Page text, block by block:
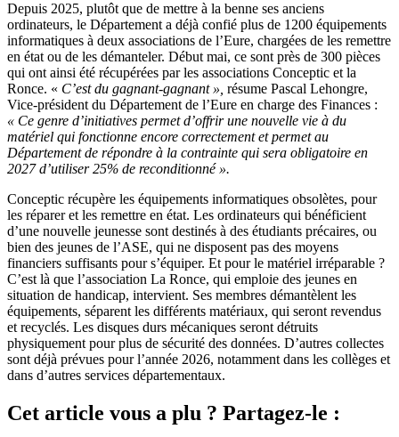
Depuis 2025, plutôt que de mettre à la benne ses anciens
ordinateurs, le Département a déjà confié plus de 1200 équipements
informatiques à deux associations de l’Eure, chargées de les remettre
en état ou de les démanteler. Début mai, ce sont près de 300 pièces
qui ont ainsi été récupérées par les associations Conceptic et la
Ronce. « C’est du gagnant-gagnant », résume Pascal Lehongre,
Vice-président du Département de l’Eure en charge des Finances :
« Ce genre d’initiatives permet d’offrir une nouvelle vie à du
matériel qui fonctionne encore correctement et permet au
Département de répondre à la contrainte qui sera obligatoire en
2027 d’utiliser 25% de reconditionné ».
Conceptic récupère les équipements informatiques obsolètes, pour
les réparer et les remettre en état. Les ordinateurs qui bénéficient
d’une nouvelle jeunesse sont destinés à des étudiants précaires, ou
bien des jeunes de l’ASE, qui ne disposent pas des moyens
financiers suffisants pour s’équiper. Et pour le matériel irréparable ?
C’est là que l’association La Ronce, qui emploie des jeunes en
situation de handicap, intervient. Ses membres démantèlent les
équipements, séparent les différents matériaux, qui seront revendus
et recyclés. Les disques durs mécaniques seront détruits
physiquement pour plus de sécurité des données. D’autres collectes
sont déjà prévues pour l’année 2026, notamment dans les collèges et
dans d’autres services départementaux.
Cet article vous a plu ? Partagez-le :